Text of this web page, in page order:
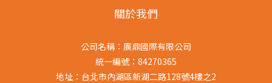
關於我們
公司名稱：廣鼎國際有限公司
統一編號：84270365
地址：台北市內湖區新湖二路128號4樓之2